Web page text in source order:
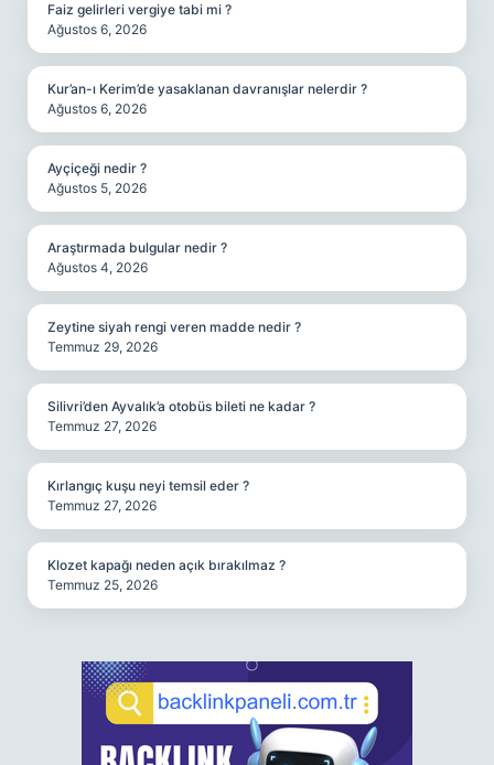
Faiz gelirleri vergiye tabi mi ?
Ağustos 6, 2026
Kur’an-ı Kerim’de yasaklanan davranışlar nelerdir ?
Ağustos 6, 2026
Ayçiçeği nedir ?
Ağustos 5, 2026
Araştırmada bulgular nedir ?
Ağustos 4, 2026
Zeytine siyah rengi veren madde nedir ?
Temmuz 29, 2026
Silivri’den Ayvalık’a otobüs bileti ne kadar ?
Temmuz 27, 2026
Kırlangıç kuşu neyi temsil eder ?
Temmuz 27, 2026
Klozet kapağı neden açık bırakılmaz ?
Temmuz 25, 2026